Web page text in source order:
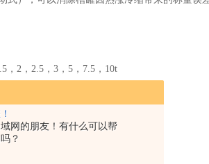
网的朋友！有什么可以帮
？
，2，2.5，3，5，7.5，10t
)0.002mV/V（0.25~0.3t）